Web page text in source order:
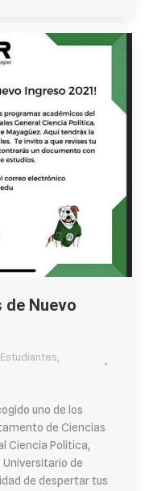
de Nuevo
Estudiantes,
uno de los
de Ciencias
Ciencia Politica,
de
de despertar tus